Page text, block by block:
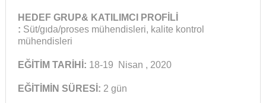
HEDEF GRUP& KATILIMCI PROFİLİ
: Süt/gıda/proses mühendisleri, kalite kontrol
mühendisleri
EĞİTİM TARİHİ: 18-19 Nisan , 2020
EĞİTİMİN SÜRESİ: 2 gün